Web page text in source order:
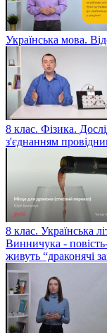
Українська мова.
8 клас. Фізика.
з'єднанням
8 клас. Українська
Винничука -
живуть “драконячі